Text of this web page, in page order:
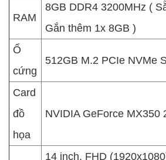
RAM
8GB DDR4 3200MHz (
Gắn thêm 1x 8GB )
Ổ
cứng
512GB M.2 PCIe NVMe
Card
đồ
họa
NVIDIA GeForce MX350
14 inch, FHD